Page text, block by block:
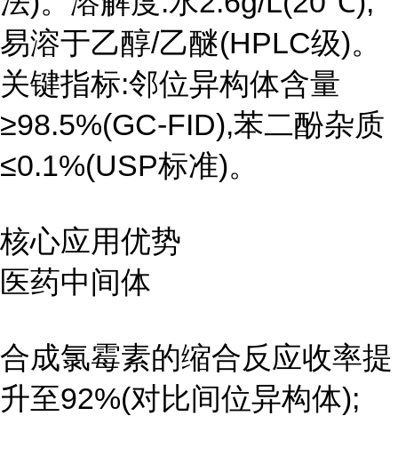
易溶于乙醇/乙醚(HPLC级)。
关键指标:邻位异构体含量
≥98.5%(GC-FID),苯二酚杂质
≤0.1%(USP标准)。
核心应用优势
医药中间体
合成氯霉素的缩合反应收率提
升至92%(对比间位异构体);